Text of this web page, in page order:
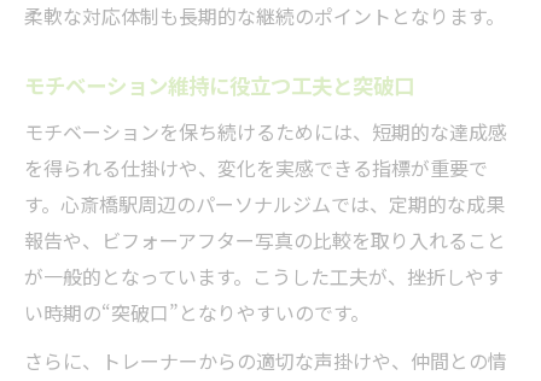
柔軟な対応体制も長期的な継続のポイントとなります。
モチベーション維持に役立つ工夫と突破口
モチベーションを保ち続けるためには、短期的な達成感
を得られる仕掛けや、変化を実感できる指標が重要で
す。心斎橋駅周辺のパーソナルジムでは、定期的な成果
報告や、ビフォーアフター写真の比較を取り入れること
が一般的となっています。こうした工夫が、挫折しやす
い時期の“突破口”となりやすいのです。
さらに、トレーナーからの適切な声掛けや、仲間との情